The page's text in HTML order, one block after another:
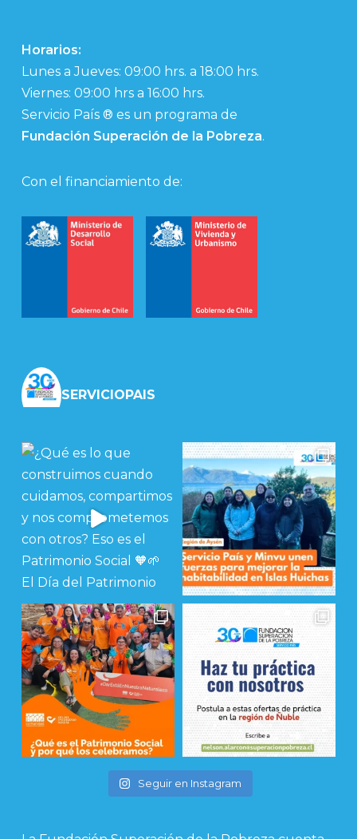
Horarios:
Lunes a Jueves: 09:00 hrs. a 18:00 hrs.
Viernes: 09:00 hrs a 16:00 hrs.
Servicio País ® es un programa de
Fundación Superación de la Pobreza.
Con el financiamiento de:
SERVICIOPAIS
Seguir en Instagram